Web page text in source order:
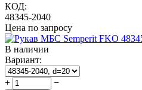
КОД:
48345-2040
Цена по запросу
В наличии
Вариант:
+ −